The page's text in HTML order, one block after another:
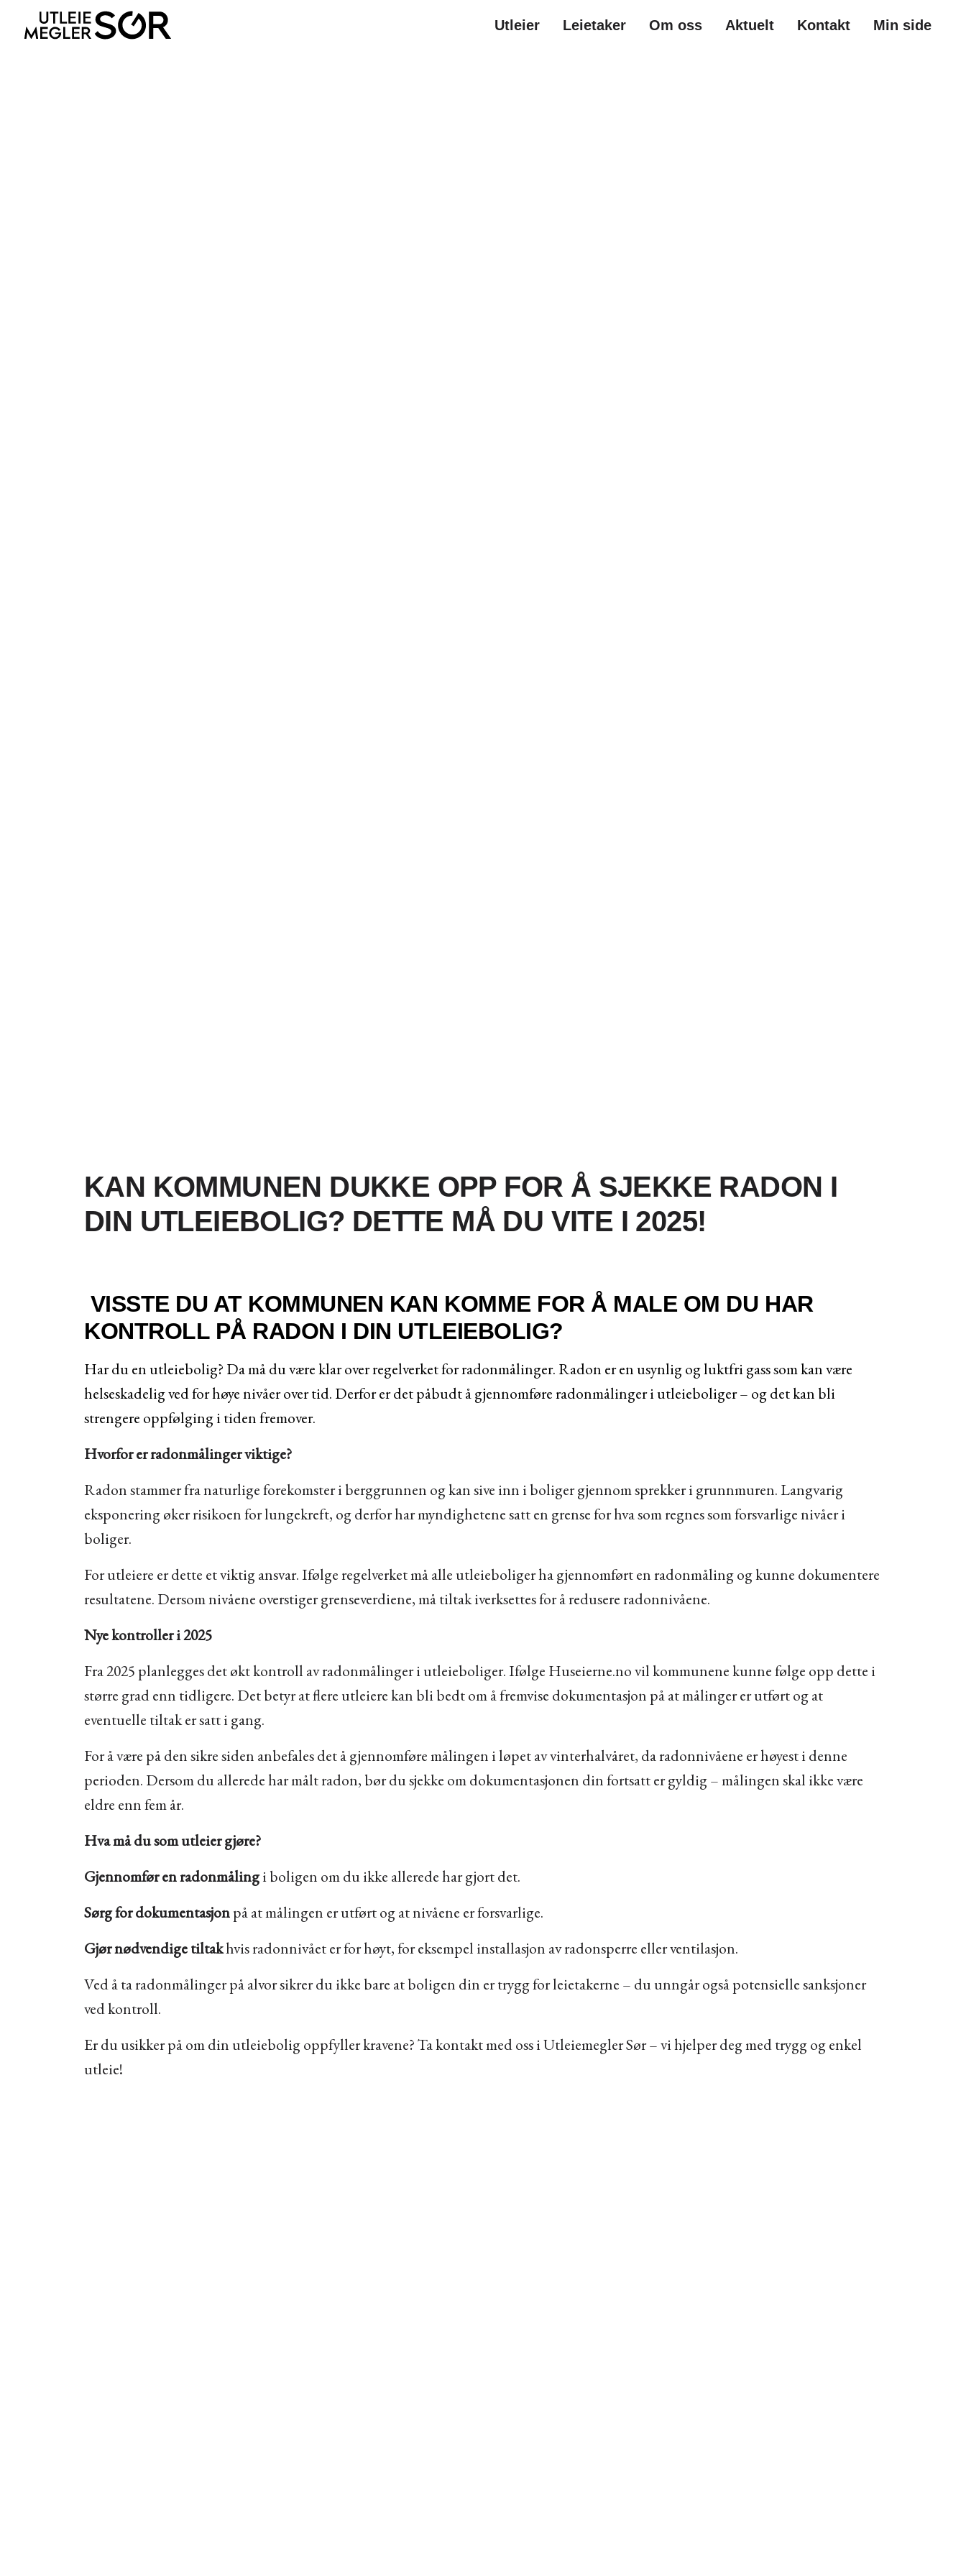
Utleier Leietaker Om oss Aktuelt Kontakt Min side
KAN KOMMUNEN DUKKE OPP FOR Å SJEKKE RADON I
DIN UTLEIEBOLIG? DETTE MÅ DU VITE I 2025!
VISSTE DU AT KOMMUNEN KAN KOMME FOR Å MALE OM DU HAR
KONTROLL PÅ RADON I DIN UTLEIEBOLIG?
Har du en utleiebolig? Da må du være klar over regelverket for radonmålinger. Radon er en usynlig og luktfri gass som kan være
helseskadelig ved for høye nivåer over tid. Derfor er det påbudt å gjennomføre radonmålinger i utleieboliger – og det kan bli
strengere oppfølging i tiden fremover.
Hvorfor er radonmålinger viktige?
Radon stammer fra naturlige forekomster i berggrunnen og kan sive inn i boliger gjennom sprekker i grunnmuren. Langvarig
eksponering øker risikoen for lungekreft, og derfor har myndighetene satt en grense for hva som regnes som forsvarlige nivåer i
boliger.
For utleiere er dette et viktig ansvar. Ifølge regelverket må alle utleieboliger ha gjennomført en radonmåling og kunne dokumentere
resultatene. Dersom nivåene overstiger grenseverdiene, må tiltak iverksettes for å redusere radonnivåene.
Nye kontroller i 2025
Fra 2025 planlegges det økt kontroll av radonmålinger i utleieboliger. Ifølge Huseierne.no vil kommunene kunne følge opp dette i
større grad enn tidligere. Det betyr at flere utleiere kan bli bedt om å fremvise dokumentasjon på at målinger er utført og at
eventuelle tiltak er satt i gang.
For å være på den sikre siden anbefales det å gjennomføre målingen i løpet av vinterhalvåret, da radonnivåene er høyest i denne
perioden. Dersom du allerede har målt radon, bør du sjekke om dokumentasjonen din fortsatt er gyldig – målingen skal ikke være
eldre enn fem år.
Hva må du som utleier gjøre?
Gjennomfør en radonmålingi boligen om du ikke allerede har gjort det.
Sørg for dokumentasjonpå at målingen er utført og at nivåene er forsvarlige.
Gjør nødvendige tiltakhvis radonnivået er for høyt, for eksempel installasjon av radonsperre eller ventilasjon.
Ved å ta radonmålinger på alvor sikrer du ikke bare at boligen din er trygg for leietakerne – du unngår også potensielle sanksjoner
ved kontroll.
Er du usikker på om din utleiebolig oppfyller kravene? Ta kontakt med oss i Utleiemegler Sør – vi hjelper deg med trygg og enkel
utleie!